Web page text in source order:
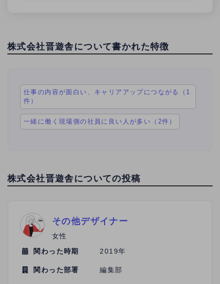
株式会社晋遊舎について書かれた特徴
仕事の内容が面白い、キャリアアップにつながる（1
件）
一緒に働く現場側の社員に良い人が多い（2件）
株式会社晋遊舎についての投稿
その他デザイナー
女性
関わった時期
2019年
関わった部署 編集部